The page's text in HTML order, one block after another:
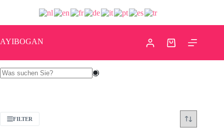
AYIBOGAN
FILTER